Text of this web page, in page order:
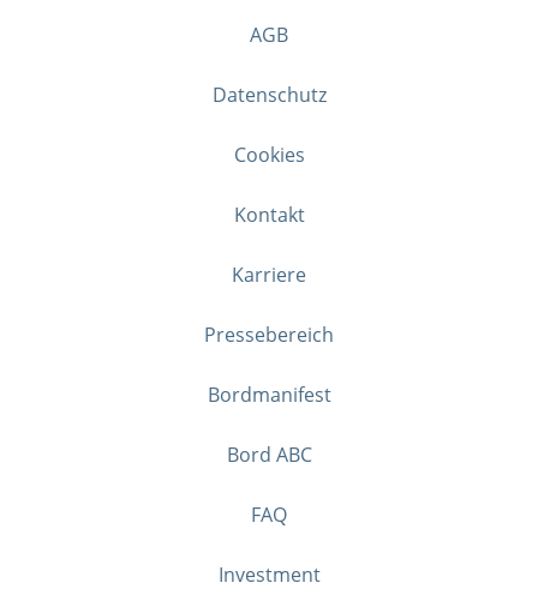
AGB
Datenschutz
Cookies
Kontakt
Karriere
Pressebereich
Bordmanifest
Bord ABC
FAQ
Investment